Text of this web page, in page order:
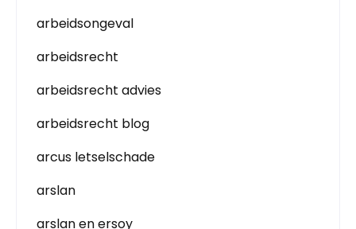
arbeidsongeval
arbeidsrecht
arbeidsrecht advies
arbeidsrecht blog
arcus letselschade
arslan
arslan en ersoy